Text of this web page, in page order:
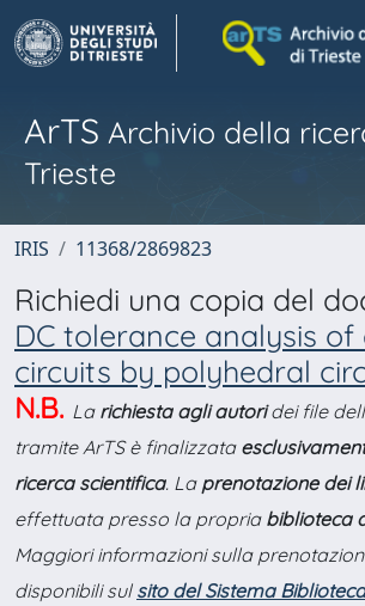
ArTS Archivio della
Trieste
IRIS 11368/2869823
Richiedi una copia del
DC tolerance analysis of
circuits by polyhedral
N.B. La richiesta agli autoridei file
tramite ArTS è finalizzata
ricerca scientifica. La prenotazione dei
effettuata presso la propria biblioteca
Maggiori informazioni sulla
disponibili sul sito del Sistema